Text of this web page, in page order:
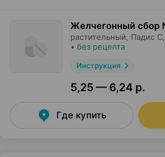
Желчегонный сбор
растительный, Падис С
• без рецепта
Инструкция
5,25 — 6,24 р.
Где купить